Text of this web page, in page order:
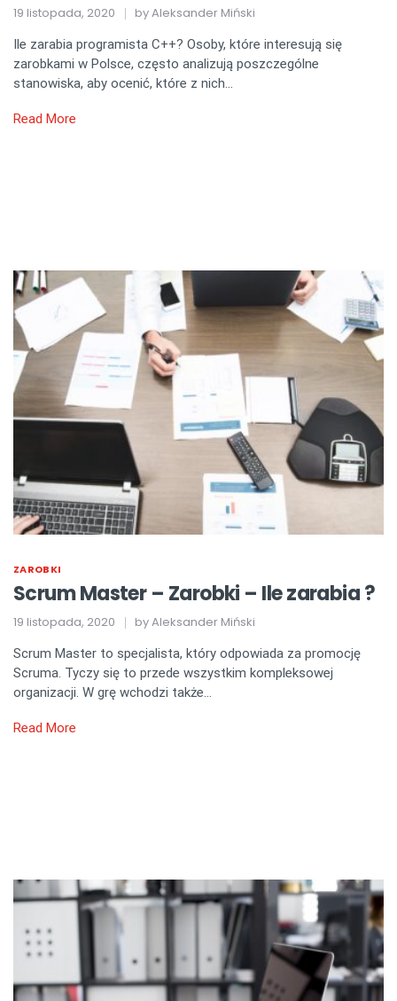
19 listopada, 2020 byAleksander Miński
Ile zarabia programista C++? Osoby, które interesują się
zarobkami w Polsce, często analizują poszczególne
stanowiska, aby ocenić, które z nich…
Read More
ZAROBKI
Scrum Master – Zarobki – Ile zarabia ?
19 listopada, 2020 byAleksander Miński
Scrum Master to specjalista, który odpowiada za promocję
Scruma. Tyczy się to przede wszystkim kompleksowej
organizacji. W grę wchodzi także…
Read More